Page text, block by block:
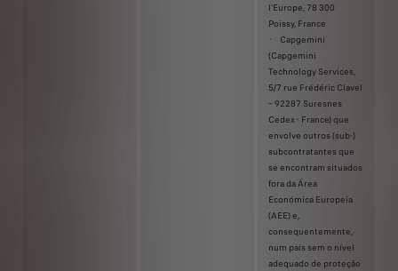
l’Europe, 78 300
Poissy, France
· Capgemini
(Capgemini
Technology Services,
5/7 rue Frédéric Clavel
– 92287 Suresnes
Cedex - France) que
envolve outros (sub-)
subcontratantes que
se encontram situados
fora da Área
Económica Europeia
(AEE) e,
consequentemente,
num país sem o nível
adequado de proteção